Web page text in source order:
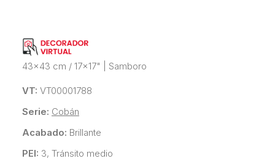
43x43 cm / 17x17" Samboro
VT: VT00001788
Serie: Cobán
Acabado: Brillante
PEI: 3, Tránsito medio